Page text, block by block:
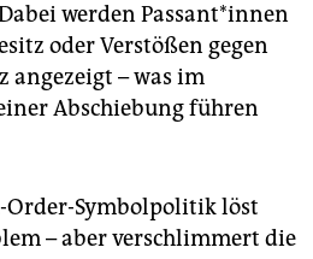
werden Pas­san­t*in­nen
oder Verstößen gegen
angezeigt – was im
Abschiebung führen
Order-Symbolpolitik löst
– aber verschlimmert die